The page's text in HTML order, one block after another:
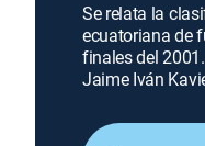
Se relata la
ecuatoriana de
finales del
Jaime Iván